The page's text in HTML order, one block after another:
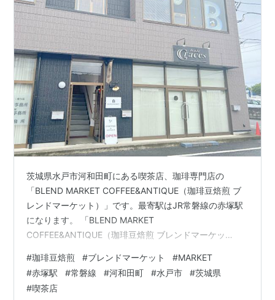
茨城県水戸市河和田町にある喫茶店、珈琲専門店の
「BLEND MARKET COFFEE&ANTIQUE（珈琲豆焙煎 ブ
レンドマーケット）」です。最寄駅はJR常磐線の赤塚駅
になります。 「BLEND MARKET
COFFEE&ANTIQUE（珈琲豆焙煎 ブレンドマーケッ
「RESTAURANT iijima レストランイイジマ」「和牛食堂
見和店」「揚げたて屋てん」があります。
morigen1.hatenablog.com morigen1.hatenablog.com
#珈琲豆焙煎 #ブレンドマーケット #MARKET
#赤塚駅 #常磐線 #河和田町 #水戸市 #茨城県
#喫茶店